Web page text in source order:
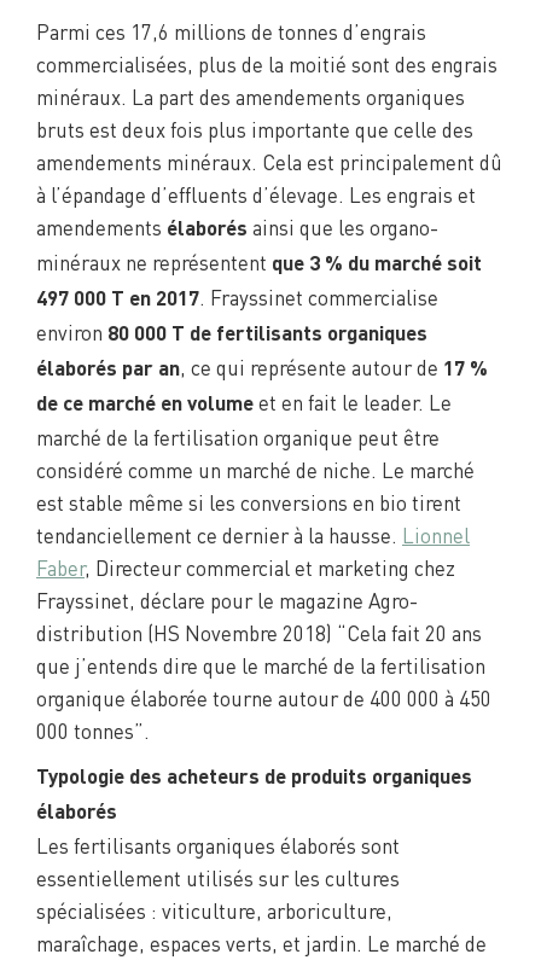
Parmi ces 17,6 millions de tonnes d’engrais
commercialisées, plus de la moitié sont des engrais
minéraux. La part des amendements organiques
bruts est deux fois plus importante que celle des
amendements minéraux. Cela est principalement dû
à l’épandage d’effluents d’élevage. Les engrais et
amendements élaborés ainsi que les organo-
minéraux ne représentent que 3 % du marché soit
497 000 T en 2017. Frayssinet commercialise
environ 80 000 T de fertilisants organiques
élaborés par an, ce qui représente autour de 17 %
de ce marché en volume et en fait le leader. Le
marché de la fertilisation organique peut être
considéré comme un marché de niche. Le marché
est stable même si les conversions en bio tirent
tendanciellement ce dernier à la hausse. Lionnel
Faber, Directeur commercial et marketing chez
Frayssinet, déclare pour le magazine Agro-
distribution (HS Novembre 2018) “Cela fait 20 ans
que j’entends dire que le marché de la fertilisation
organique élaborée tourne autour de 400 000 à 450
000 tonnes”.
Typologie des acheteurs de produits organiques
élaborés
Les fertilisants organiques élaborés sont
essentiellement utilisés sur les cultures
spécialisées : viticulture, arboriculture,
maraîchage, espaces verts, et jardin. Le marché de